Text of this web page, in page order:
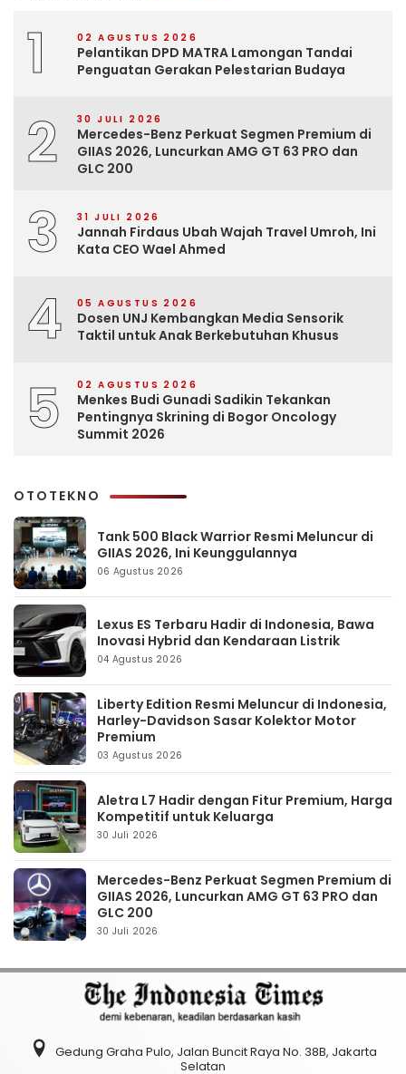
1 02 AGUSTUS 2026
Pelantikan DPD MATRA Lamongan Tandai
Penguatan Gerakan Pelestarian Budaya
2 30 JULI 2026
Mercedes-Benz Perkuat Segmen Premium di
GIIAS 2026, Luncurkan AMG GT 63 PRO dan
GLC 200
3 31 JULI 2026
Jannah Firdaus Ubah Wajah Travel Umroh, Ini
Kata CEO Wael Ahmed
4 05 AGUSTUS 2026
Dosen UNJ Kembangkan Media Sensorik
Taktil untuk Anak Berkebutuhan Khusus
5 02 AGUSTUS 2026
Menkes Budi Gunadi Sadikin Tekankan
Pentingnya Skrining di Bogor Oncology
Summit 2026
OTOTEKNO
Tank 500 Black Warrior Resmi Meluncur di
GIIAS 2026, Ini Keunggulannya
06 Agustus 2026
Lexus ES Terbaru Hadir di Indonesia, Bawa
Inovasi Hybrid dan Kendaraan Listrik
04 Agustus 2026
Liberty Edition Resmi Meluncur di Indonesia,
Harley-Davidson Sasar Kolektor Motor
Premium
03 Agustus 2026
Aletra L7 Hadir dengan Fitur Premium, Harga
Kompetitif untuk Keluarga
30 Juli 2026
Mercedes-Benz Perkuat Segmen Premium di
GIIAS 2026, Luncurkan AMG GT 63 PRO dan
GLC 200
30 Juli 2026
Gedung Graha Pulo, Jalan Buncit Raya No. 38B, Jakarta
Selatan